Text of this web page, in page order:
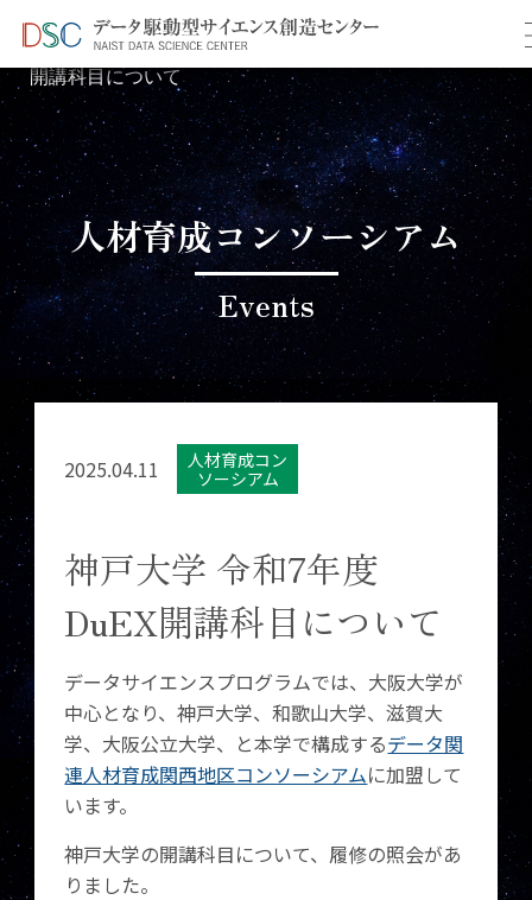
TOP ＞ イベント情報
＞ 神戸大学 令和7年度DuEX
開講科目について
人材育成コンソーシアム
Events
2025.04.11
人材育成コン
ソーシアム
神戸大学 令和7年度
DuEX開講科目について
データサイエンスプログラムでは、大阪大学が
中心となり、神戸大学、和歌山大学、滋賀大
学、大阪公立大学、と本学で構成するデータ関
連人材育成関西地区コンソーシアムに加盟して
います。
神戸大学の開講科目について、履修の照会があ
りました。